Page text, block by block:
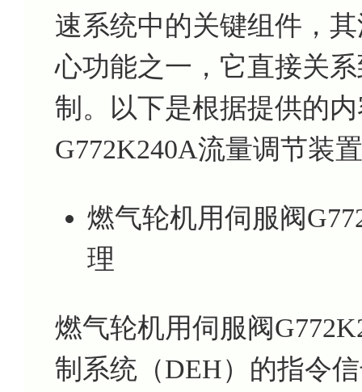
速系统中的关键组件，
心功能之一，它直接关
制。以下是根据提供的
G772K240A流量调节装
燃气轮机用伺服阀
理
燃气轮机用伺服阀
制系统（DEH）的指令